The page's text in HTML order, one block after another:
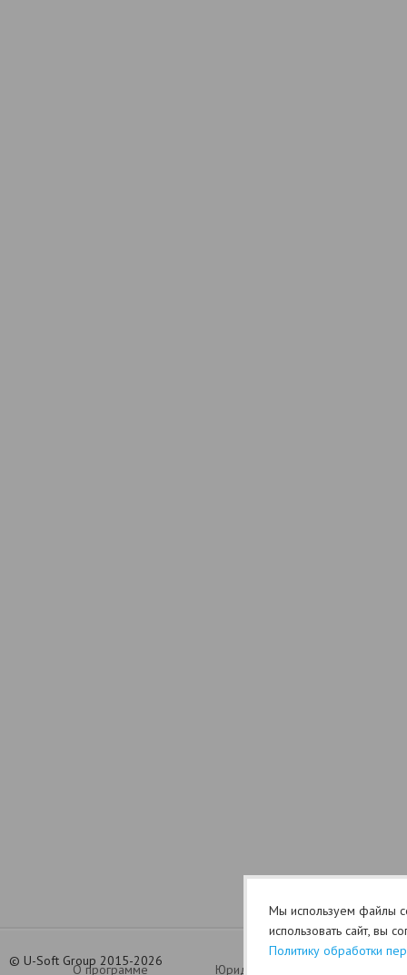
© U-Soft Group 2015-2026
О программе Юридический раздел (оферта)
Мы используем файлы
использовать сайт, вы
Политику обработки